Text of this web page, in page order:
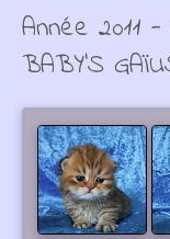
Année 2011 -
BABY'S